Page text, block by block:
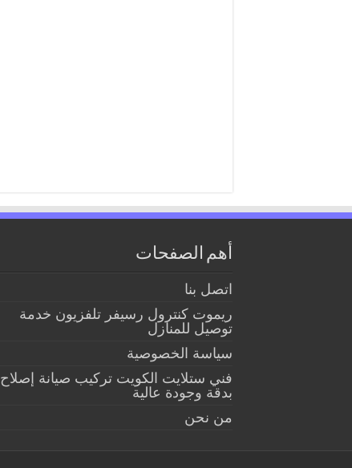
أهم الصفحات
اتصل بنا
ريموت كنترول رسيفر تلفزيون خدمة
توصيل للمنازل
سياسة الخصوصية
فني ستلايت الكويت تركيب صيانة إصلاح
بدقة وجودة عالية
من نحن